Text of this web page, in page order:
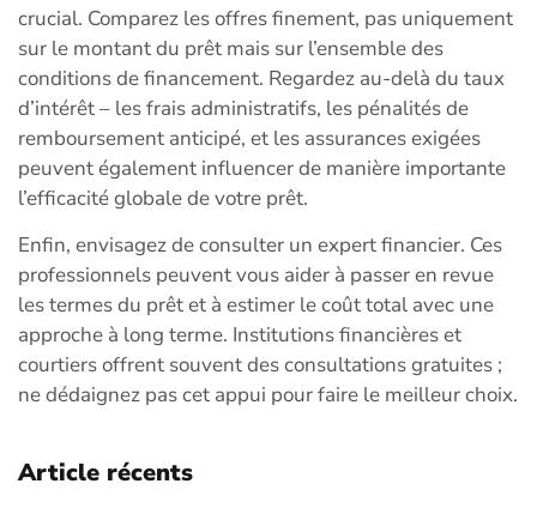
crucial. Comparez les offres finement, pas uniquement
sur le montant du prêt mais sur l’ensemble des
conditions de financement. Regardez au-delà du taux
d’intérêt – les frais administratifs, les pénalités de
remboursement anticipé, et les assurances exigées
peuvent également influencer de manière importante
l’efficacité globale de votre prêt.
Enfin, envisagez de consulter un expert financier. Ces
professionnels peuvent vous aider à passer en revue
les termes du prêt et à estimer le coût total avec une
approche à long terme. Institutions financières et
courtiers offrent souvent des consultations gratuites ;
ne dédaignez pas cet appui pour faire le meilleur choix.
Article récents